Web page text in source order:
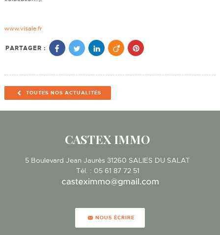
www.visale.fr
PARTAGER :
TOUTES NOS ACTUALITÉS
CASTEX IMMO
5 Boulevard Jean Jaurès 31260 SALIES DU SALAT
Tél. : 05 61 87 72 51
NOUS ÉCRIRE